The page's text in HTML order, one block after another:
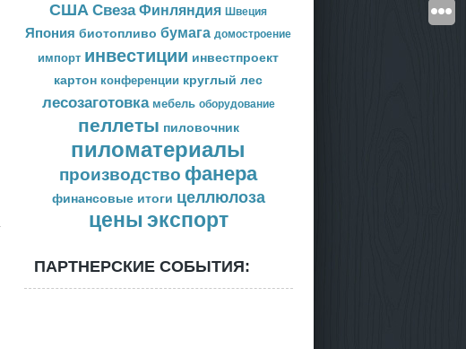
США Свеза Финляндия Швеция
Япония биотопливо бумага домостроение
импорт инвестиции инвестпроект
картон конференции круглый лес
лесозаготовка мебель оборудование
пеллеты пиловочник
пиломатериалы
производство фанера
финансовые итоги целлюлоза
цены экспорт
ПАРТНЕРСКИЕ СОБЫТИЯ: